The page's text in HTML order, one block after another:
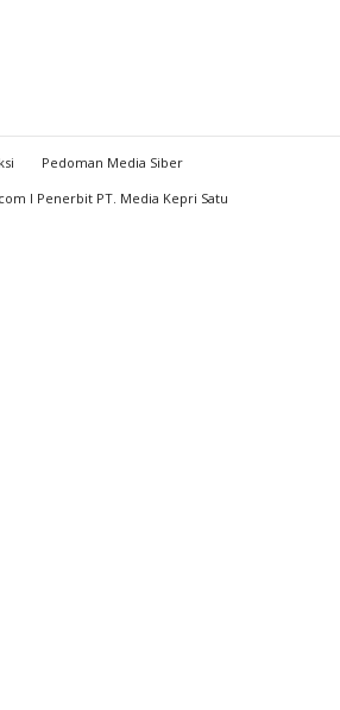
Pedoman Media Siber
I Penerbit PT. Media Kepri Satu